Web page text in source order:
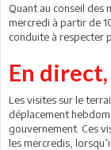
Quant au conseil des
mercredi à partir de
conduite à respecter
En
Les visites sur le
déplacement
gouvernement. Ces
les mercredis,